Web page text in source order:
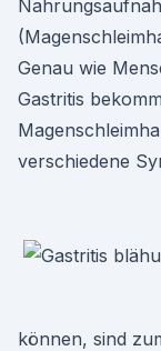
Genau wie
Gastritis
verschiedene
können, sind